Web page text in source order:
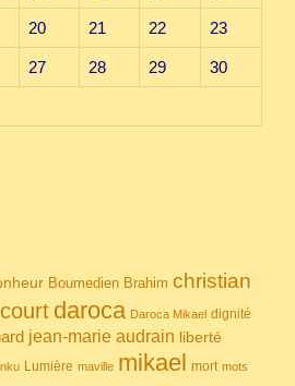
20 21 22 23
27 28 29 30
Boumedien Brahim christian
court daroca Daroca Mikael dignité
jean-marie audrain liberté
Lumière maville mikael mort mots